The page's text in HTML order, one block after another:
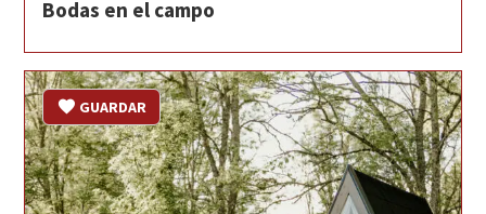
Bodas en el campo
GUARDAR